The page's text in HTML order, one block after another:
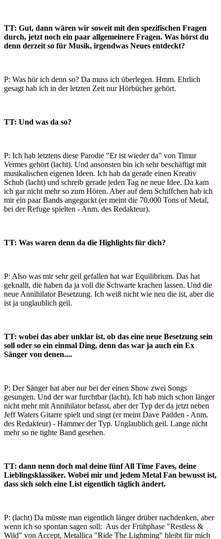
TT: Gut, dann wären wir soweit mit den spezifischen Fragen
durch, jetzt noch ein paar allgemeinere Fragen. Was hörst du
denn derzeit so für Musik, irgendwas Neues entdeckt?
P: Was hör ich denn so? Da muss ich überlegen. Hmm. Ehrlich
gesagt hab ich in der letzten Zeit nur Hörbücher gehört.
TT: Und was da so?
P: Ich hab letztens diese Parodie "Er ist wieder da" von Timur
Vermes gehört (lacht). Und ansonsten bin ich sehr beschäftigt mit
musikalischen eigenen Ideen. Ich hab da gerade einen Kreativ
Schub (lacht) und schreib gerade jeden Tag ne neue Idee. Da kam
ich gar nicht mehr so zum Hören. Aber auf dem Schiffchen hab ich
mir ein paar Bands angeguckt (er meint die 70.000 Tons of Metal,
bei der Refuge spielten - Anm. des Redakteur).
TT: Was waren denn da die Highlights für dich?
P: Also was mir sehr geil gefallen hat war Equilibrium. Das hat
geknallt, die haben da ja voll die Schwarte krachen lassen. Und die
neue Annihilator Besetzung. Ich weiß nicht wie neu die ist, aber die
ist ja unglaublich geil.
TT: wobei das aber unklar ist, ob das eine neue Besetzung sein
soll oder so ein einmal Ding, denn das war ja auch ein Ex
Sänger von denen....
P: Der Sänger hat aber nur bei der einen Show zwei Songs
gesungen. Und der war furchtbar (lacht). Ich hab mich schon länger
nicht mehr mit Annihilator befasst, aber der Typ der da jetzt neben
Jeff Waters Gitarre spielt und singt (er meint Dave Padden - Anm.
des Redakteur) - Hammer der Typ. Unglaublich geil. Lange nicht
mehr so ne tighte Band gesehen.
TT: dann nenn doch mal deine fünf All Time Faves, deine
Lieblingsklassiker. Wobei mir und jedem Metal Fan bewusst ist,
dass sich solch eine List eigentlich täglich ändert.
P: (lacht) Da müsste man eigentlich länger drüber nachdenken, aber
wenn ich so spontan sagen soll: Aus der Frühphase "Restless &
Wild" von Accept, Metallica "Ride The Lightning" bleibt für mich